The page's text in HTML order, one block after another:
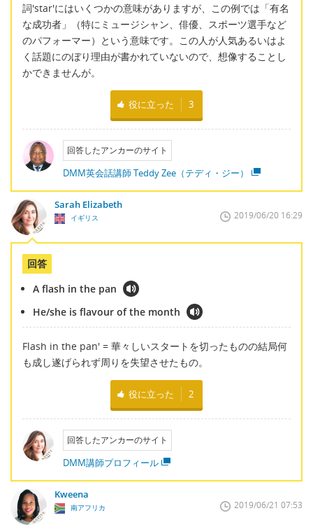
詞'star'にはいくつかの意味がありますが、この例では「有名
な成功者」（特にミュージシャン、俳優、スポーツ選手など
のパフォーマー）という意味です。この人が人気あるいはよ
く話題にのぼり理由が書かれていないので、想像することし
かできませんが。
役に立った 3
回答したアンカーのサイト
DMM英会話講師 Teddy Zee（テディ・ジー）
Sarah Elizabeth
イギリス 2019/06/20 16:29
回答
A flash in the pan
He/she is flavour of the month
Flash in the pan' = 華々しいスタートを切ったものの結局何
も成し遂げられず周りを失望させたもの。
役に立った 2
回答したアンカーのサイト
DMM講師プロフィール
Kweena
南アフリカ 2019/06/21 07:53